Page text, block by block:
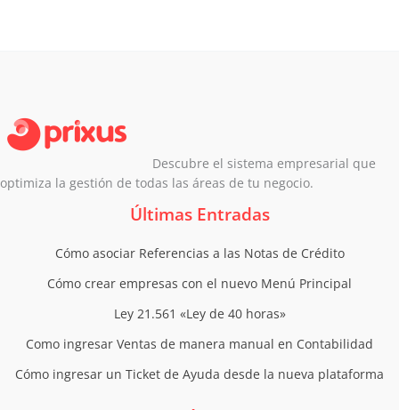
Descubre el sistema empresarial que
optimiza la gestión de todas las áreas de tu negocio.
Últimas Entradas
Cómo asociar Referencias a las Notas de Crédito
Cómo crear empresas con el nuevo Menú Principal
Ley 21.561 «Ley de 40 horas»
Como ingresar Ventas de manera manual en Contabilidad
Cómo ingresar un Ticket de Ayuda desde la nueva plataforma